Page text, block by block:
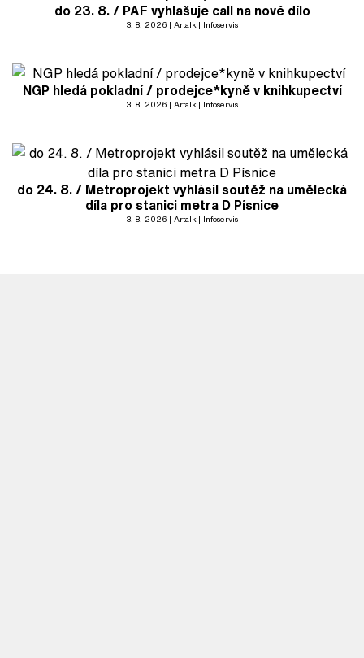
do 23. 8. / PAF vyhlašuje call na nové dílo
3. 8. 2026 Artalk Infoservis
NGP hledá pokladní / prodejce*kyně v knihkupectví
3. 8. 2026 Artalk Infoservis
do 24. 8. / Metroprojekt vyhlásil soutěž na umělecká
díla pro stanici metra D Písnice
3. 8. 2026 Artalk Infoservis